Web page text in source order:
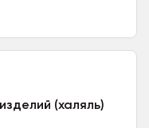
(халяль)